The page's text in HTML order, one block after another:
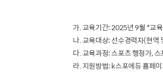
가. 교육기간: 2025년 9월 *교
나. 교육대상: 선수경력자(현역
다. 교육과정: 스포츠 행정가,
라. 지원방법: k스포에듀 홈페